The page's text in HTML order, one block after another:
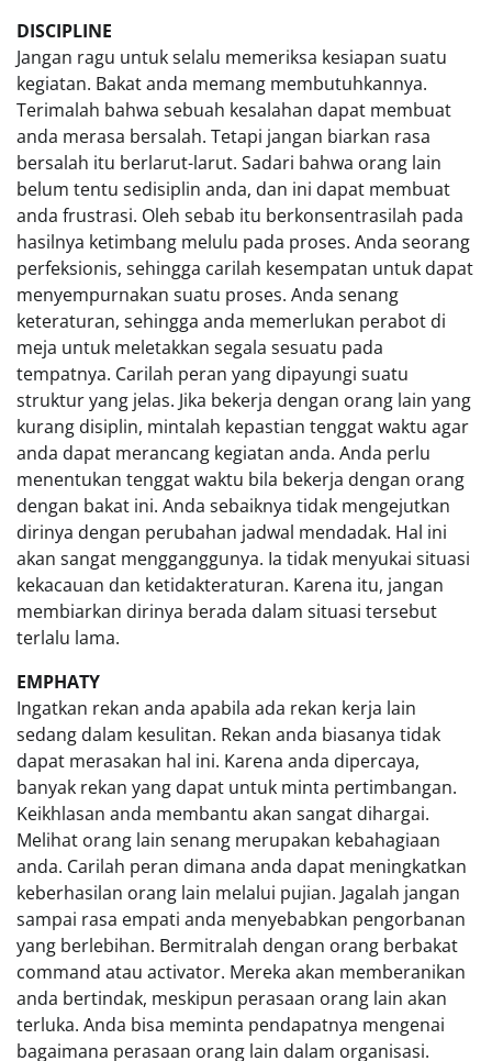
DISCIPLINE
Jangan ragu untuk selalu memeriksa kesiapan suatu
kegiatan. Bakat anda memang membutuhkannya.
Terimalah bahwa sebuah kesalahan dapat membuat
anda merasa bersalah. Tetapi jangan biarkan rasa
bersalah itu berlarut-larut. Sadari bahwa orang lain
belum tentu sedisiplin anda, dan ini dapat membuat
anda frustrasi. Oleh sebab itu berkonsentrasilah pada
hasilnya ketimbang melulu pada proses. Anda seorang
perfeksionis, sehingga carilah kesempatan untuk dapat
menyempurnakan suatu proses. Anda senang
keteraturan, sehingga anda memerlukan perabot di
meja untuk meletakkan segala sesuatu pada
tempatnya. Carilah peran yang dipayungi suatu
struktur yang jelas. Jika bekerja dengan orang lain yang
kurang disiplin, mintalah kepastian tenggat waktu agar
anda dapat merancang kegiatan anda. Anda perlu
menentukan tenggat waktu bila bekerja dengan orang
dengan bakat ini. Anda sebaiknya tidak mengejutkan
dirinya dengan perubahan jadwal mendadak. Hal ini
akan sangat mengganggunya. Ia tidak menyukai situasi
kekacauan dan ketidakteraturan. Karena itu, jangan
membiarkan dirinya berada dalam situasi tersebut
terlalu lama.
EMPHATY
Ingatkan rekan anda apabila ada rekan kerja lain
sedang dalam kesulitan. Rekan anda biasanya tidak
dapat merasakan hal ini. Karena anda dipercaya,
banyak rekan yang dapat untuk minta pertimbangan.
Keikhlasan anda membantu akan sangat dihargai.
Melihat orang lain senang merupakan kebahagiaan
anda. Carilah peran dimana anda dapat meningkatkan
keberhasilan orang lain melalui pujian. Jagalah jangan
sampai rasa empati anda menyebabkan pengorbanan
yang berlebihan. Bermitralah dengan orang berbakat
command atau activator. Mereka akan memberanikan
anda bertindak, meskipun perasaan orang lain akan
terluka. Anda bisa meminta pendapatnya mengenai
bagaimana perasaan orang lain dalam organisasi.